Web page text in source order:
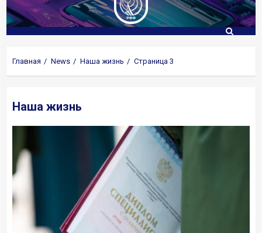
Главная News Наша жизнь Страница 3
Наша жизнь